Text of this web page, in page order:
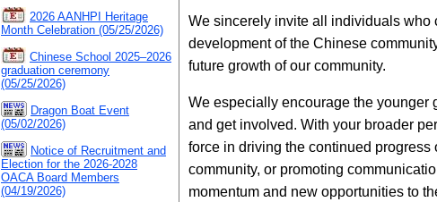
2026 AANHPI Heritage
Month Celebration (05/25/2026)
Chinese School 2025–2026
graduation ceremony
(05/25/2026)
Dragon Boat Event
(05/02/2026)
Notice of Recruitment and
Election for the 2026-2028
OACA Board Members
(04/19/2026)
We sincerely invite all individuals who
development of the Chinese
future growth of our community.
We especially encourage the younger
and get involved. With your broader
force in driving the continued
community, or promoting
momentum and new opportunities to